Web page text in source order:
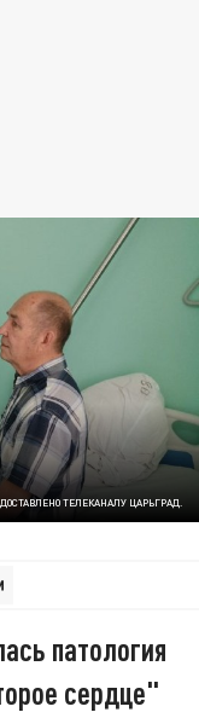
ТЕЛЕКАНАЛУ ЦАРЬГРАД.
патология
сердце"